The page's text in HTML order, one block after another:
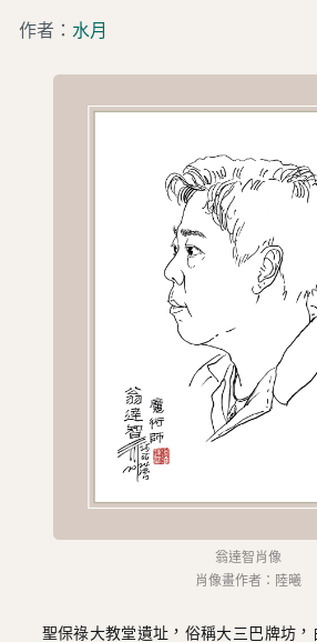
作者： 水月
翁達智肖像
肖像畫作者：陸曦
聖保祿大教堂遺址，俗稱大三巴牌坊